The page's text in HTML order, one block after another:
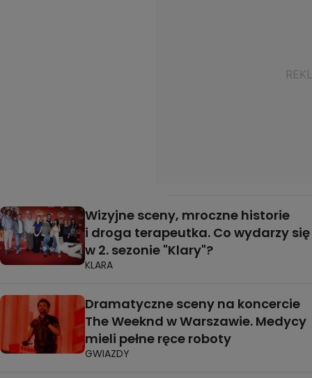
Wizyjne sceny, mroczne historie
i droga terapeutka. Co wydarzy się
w 2. sezonie "Klary"?
KLARA
Dramatyczne sceny na koncercie
The Weeknd w Warszawie. Medycy
mieli pełne ręce roboty
GWIAZDY